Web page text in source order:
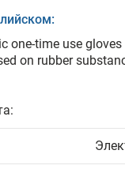
one-time use
on rubber